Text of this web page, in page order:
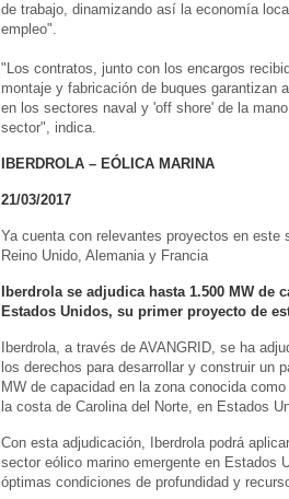
de trabajo, dinamizando así la economía
empleo".
"Los contratos, junto con los encargos
montaje y fabricación de buques garantizan
en los sectores naval y 'off shore' de la
sector", indica.
IBERDROLA – EÓLICA MARINA
21/03/2017
Ya cuenta con relevantes proyectos en
Reino Unido, Alemania y Francia
Iberdrola se adjudica hasta 1.500 MW de
Estados Unidos, su primer proyecto de
Iberdrola, a través de AVANGRID, se ha
los derechos para desarrollar y construir un
MW de capacidad en la zona conocida
la costa de Carolina del Norte, en Estados
Con esta adjudicación, Iberdrola podrá
sector eólico marino emergente en Estados
óptimas condiciones de profundidad y